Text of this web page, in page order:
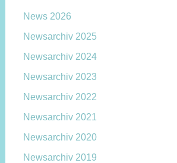
News 2026
Newsarchiv 2025
Newsarchiv 2024
Newsarchiv 2023
Newsarchiv 2022
Newsarchiv 2021
Newsarchiv 2020
Newsarchiv 2019